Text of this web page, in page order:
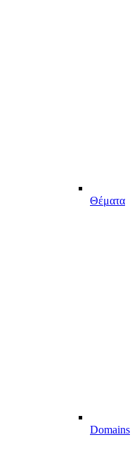
Θέματα
Domains